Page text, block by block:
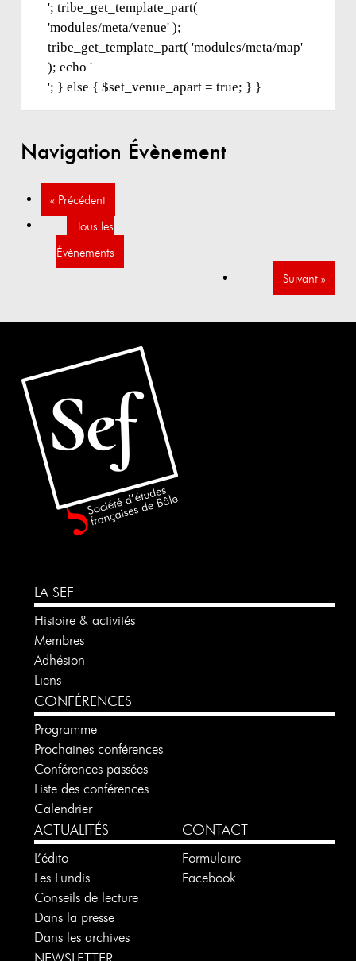
'; tribe_get_template_part(
'modules/meta/venue' );
tribe_get_template_part( 'modules/meta/map'
); echo '
'; } else { $set_venue_apart = true; } }
Navigation Évènement
« Précédent
Tous les
Évènements
Suivant »
LA SEF
Histoire & activités
Membres
Adhésion
Liens
CONFÉRENCES
Programme
Prochaines conférences
Conférences passées
Liste des conférences
Calendrier
ACTUALITÉS
L’édito
Les Lundis
Conseils de lecture
Dans la presse
Dans les archives
CONTACT
Formulaire
Facebook